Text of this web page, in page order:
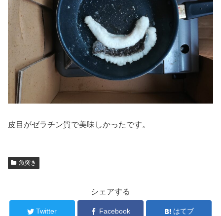
皮目がゼラチン質で美味しかったです。
魚突き
シェアする
Twitter Facebook はてブ